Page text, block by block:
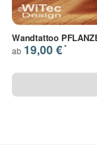
Wandtattoo
ab 19,00 €*